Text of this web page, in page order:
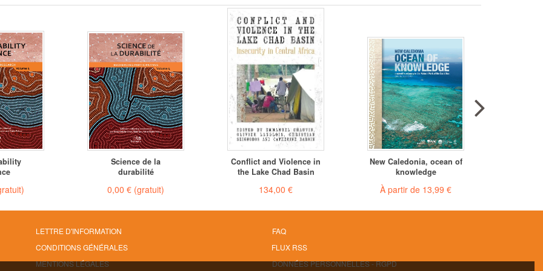
Science de la
durabilité
0,00 € (gratuit)
Conflict and Violence in
the Lake Chad Basin
134,00 €
New Caledonia, ocean of
knowledge
À partir de 13,99 €
LETTRE D'INFORMATION
CONDITIONS GÉNÉRALES
MENTIONS LÉGALES
FAQ
FLUX RSS
DONNÉES PERSONNELLES - RGPD